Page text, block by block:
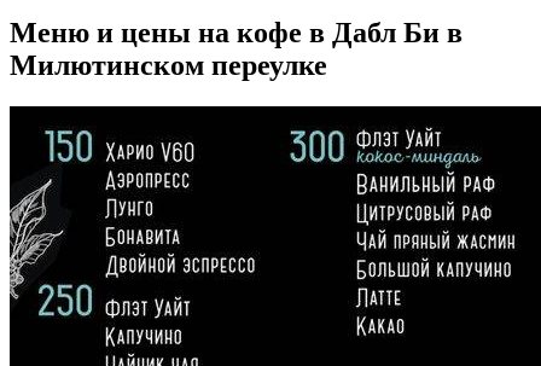
Меню и цены на кофе в Дабл Би в
Милютинском переулке